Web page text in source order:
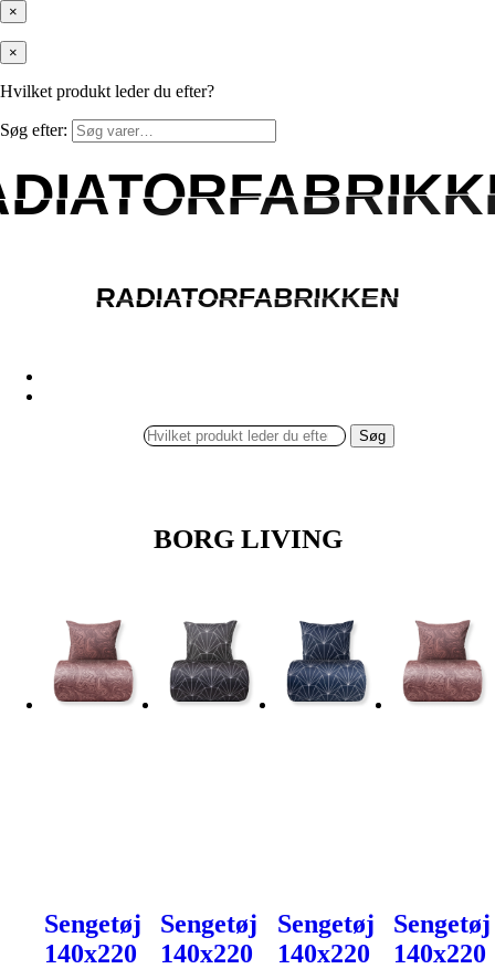
×
×
Hvilket produkt leder du efter?
Søg efter:
RADIATORFABRIKKEN
RADIATORFABRIKKEN
Søg
BORG LIVING
Sengetøj
140x220
Sengetøj
140x220
Sengetøj
140x220
Sengetøj
140x220